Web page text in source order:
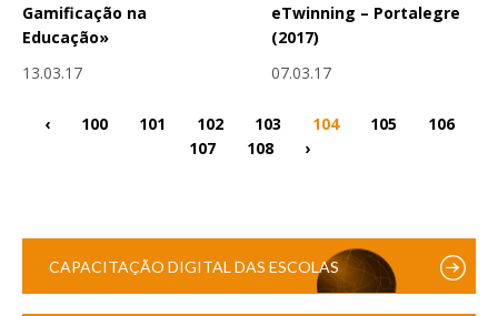
Gamificação na
Educação»
13.03.17
eTwinning – Portalegre
(2017)
07.03.17
‹ 100 101 102 103 104 105
106
107
108 ›
CAPACITAÇÃO DIGITAL DAS ESCOLAS